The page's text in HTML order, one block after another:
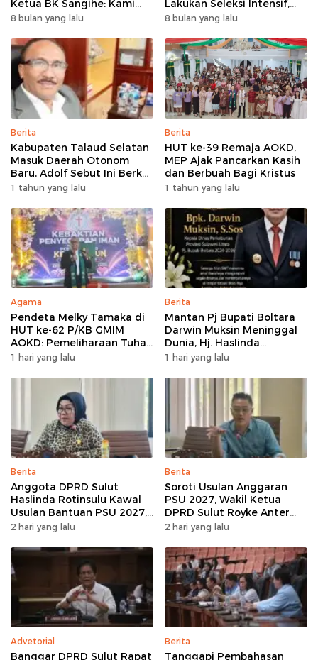
Ketua BK Sangihe: Kami
Prihatin, Tapi Hormati
8 bulan yang lalu
Lakukan Seleksi Intensif,
Cari Pemain Cepat
8 bulan yang lalu
Berita
Kabupaten Talaud Selatan
Masuk Daerah Otonom
Baru, Adolf Sebut Ini Berkat
Dukungan Dari Berbagai
1 tahun yang lalu
Berita
HUT ke-39 Remaja AOKD,
MEP Ajak Pancarkan Kasih
dan Berbuah Bagi Kristus
1 tahun yang lalu
Agama
Pendeta Melky Tamaka di
HUT ke-62 P/KB GMIM
AOKD: Pemeliharaan Tuhan
Adalah Berkat Terbesar
1 hari yang lalu
Berita
Mantan Pj Bupati Boltara
Darwin Muksin Meninggal
Dunia, Hj. Haslinda
Rotinsulu Sampaikan Turut
Almarhum Sosok
Berdedikasi
1 hari yang lalu
Berita
Anggota DPRD Sulut
Haslinda Rotinsulu Kawal
Usulan Bantuan PSU 2027,
BMR Diharap Jadi
2 hari yang lalu
Berita
Soroti Usulan Anggaran
PSU 2027, Wakil Ketua
DPRD Sulut Royke Anter
Minta Perkimtan Turun
2 hari yang lalu
Advetorial
Banggar DPRD Sulut Rapat
Berita
Tanggapi Pembahasan